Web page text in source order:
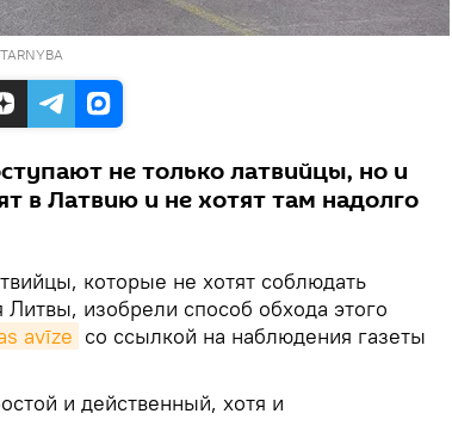
не только латвийцы, но и
в Латвию и не хотят там надолго
которые не хотят соблюдать
изобрели способ обхода этого
avīze со ссылкой на наблюдения газеты
и действенный, хотя и